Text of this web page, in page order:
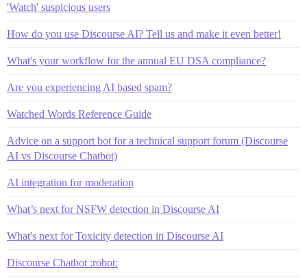
'Watch' suspicious users
How do you use Discourse AI? Tell us and make it even better!
What's your workflow for the annual EU DSA compliance?
Are you experiencing AI based spam?
Watched Words Reference Guide
Advice on a support bot for a technical support forum (Discourse
AI vs Discourse Chatbot)
AI integration for moderation
What’s next for NSFW detection in Discourse AI
What's next for Toxicity detection in Discourse AI
Discourse Chatbot :robot: